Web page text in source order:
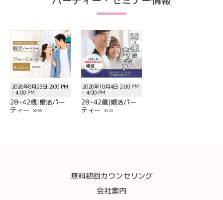
2026年8月23日 2:00 PM
- 4:00 PM
28~42歳|婚活パー
ティー »»
2026年10月4日 2:00 PM
- 4:00 PM
28~42歳|婚活パー
ティー »»
無料初回カウンセリング
会社案内